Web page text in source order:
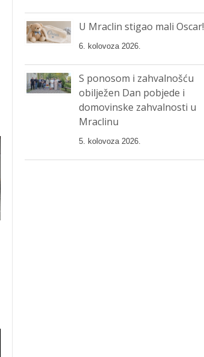
U Mraclin stigao mali Oscar!
6. kolovoza 2026.
S ponosom i zahvalnošću
obilježen Dan pobjede i
domovinske zahvalnosti u
Mraclinu
5. kolovoza 2026.